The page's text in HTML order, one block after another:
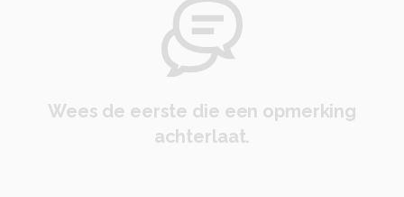
Wees de eerste die een opmerking
achterlaat.